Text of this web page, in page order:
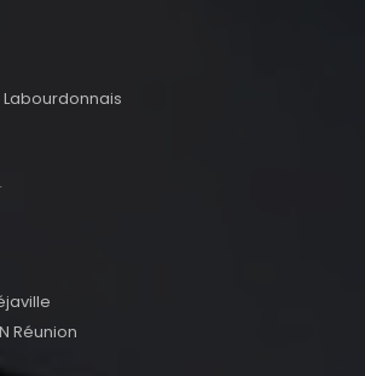
Labourdonnais
Réunion